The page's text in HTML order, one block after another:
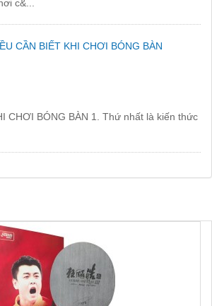
c&...
CẦN BIẾT KHI CHƠI BÓNG BÀN
CHƠI BÓNG BÀN 1. Thứ nhất là kiến thức